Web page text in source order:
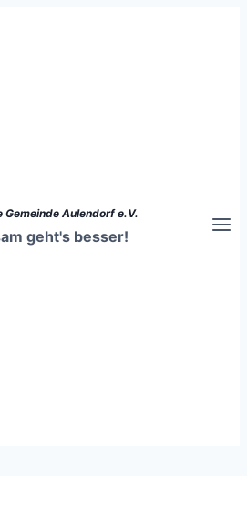
Gemeinde Aulendorf e.V.
geht's besser!